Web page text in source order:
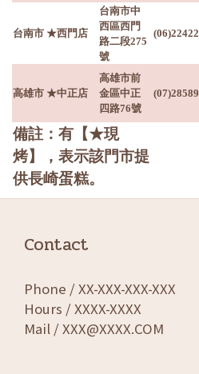
台南市 ★西門店
台南市中
西區西門
路二段275
號
高雄市 ★中正店
高雄市前
金區中正
四路76號
備註：有【★現
烤】，表示該門市提
供長崎蛋糕。
Contact
Phone / XX-XXX-XXX-XXX
Hours / XXXX-XXXX
Mail / XXX@XXXX.COM